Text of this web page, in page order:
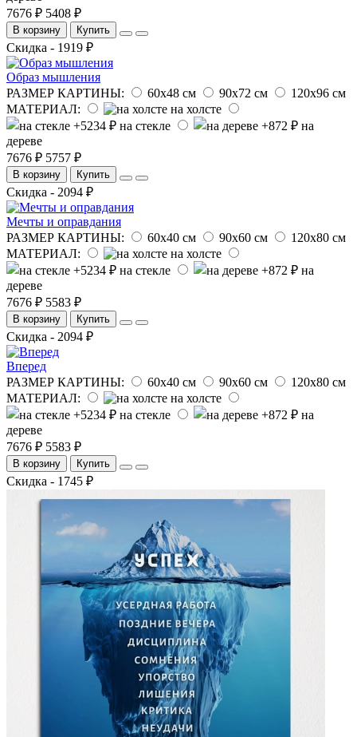
7676 ₽ 5408 ₽
В корзину Купить
Скидка - 1919 ₽
Образ мышления
РАЗМЕР КАРТИНЫ:
60х48 см 90х72 см
120х96 см
МАТЕРИАЛ:
на холсте
на стекле
на
дереве
7676 ₽ 5757 ₽
В корзину Купить
Скидка - 2094 ₽
Мечты и оправдания
РАЗМЕР КАРТИНЫ:
60х40 см 90х60 см
120х80 см
МАТЕРИАЛ:
на холсте
на стекле
на
дереве
7676 ₽ 5583 ₽
В корзину Купить
Скидка - 2094 ₽
Вперед
РАЗМЕР КАРТИНЫ:
60х40 см 90х60 см
120х80 см
МАТЕРИАЛ:
на холсте
на стекле
на
дереве
7676 ₽ 5583 ₽
В корзину Купить
Скидка - 1745 ₽